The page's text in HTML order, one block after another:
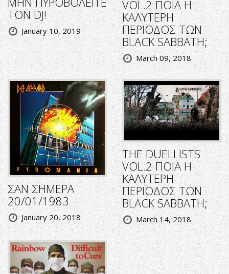
ΤΟΝ DJ!
January 10, 2019
VOL.2 ΠΟΙΑ Η
ΚΑΛΥΤΕΡΗ
ΠΕΡΙΟΔΟΣ ΤΩΝ
BLACK SABBATH;
March 09, 2018
ΣΑΝ ΣΗΜΕΡΑ
20/01/1983
January 20, 2018
THE DUELLISTS
VOL.2 ΠΟΙΑ Η
ΚΑΛΥΤΕΡΗ
ΠΕΡΙΟΔΟΣ ΤΩΝ
BLACK SABBATH;
March 14, 2018